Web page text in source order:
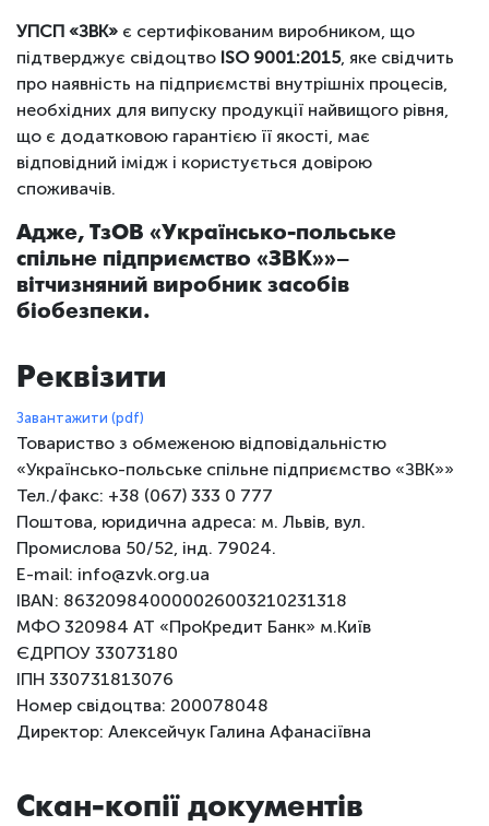
УПСП «ЗВК» є сертифікованим виробником, що
підтверджує свідоцтво ISO 9001:2015, яке свідчить
про наявність на підприємстві внутрішніх процесів,
необхідних для випуску продукції найвищого рівня,
що є додатковою гарантією її якості, має
відповідний імідж і користується довірою
споживачів.
Адже, ТзОВ «Українсько-польське
спільне підприємство «ЗВК»»–
вітчизняний виробник засобів
біобезпеки.
Реквізити
Завантажити (pdf)
Товариство з обмеженою відповідальністю
«Українсько-польське спільне підприємство «ЗВК»»
Тел./факс: +38 (067) 333 0 777
Поштова, юридична адреса: м. Львів, вул.
Промислова 50/52, інд. 79024.
E-mail: info@zvk.org.ua
IBAN: 863209840000026003210231318
МФО 320984 АТ «ПроКредит Банк» м.Київ
ЄДРПОУ 33073180
ІПН 330731813076
Номер свідоцтва: 200078048
Директор: Алексейчук Галина Афанасіївна
Скан-копії документів